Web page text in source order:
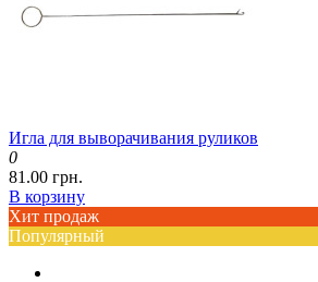
Игла для выворачивания руликов
0
81.00 грн.
В корзину
Хит продаж
Популярный